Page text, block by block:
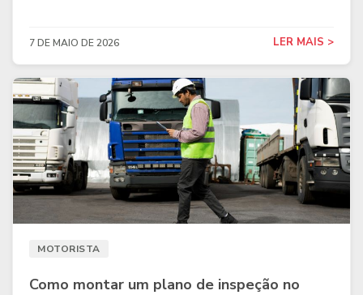
7 DE MAIO DE 2026 LER MAIS >
MOTORISTA
Como montar um plano de inspeção no